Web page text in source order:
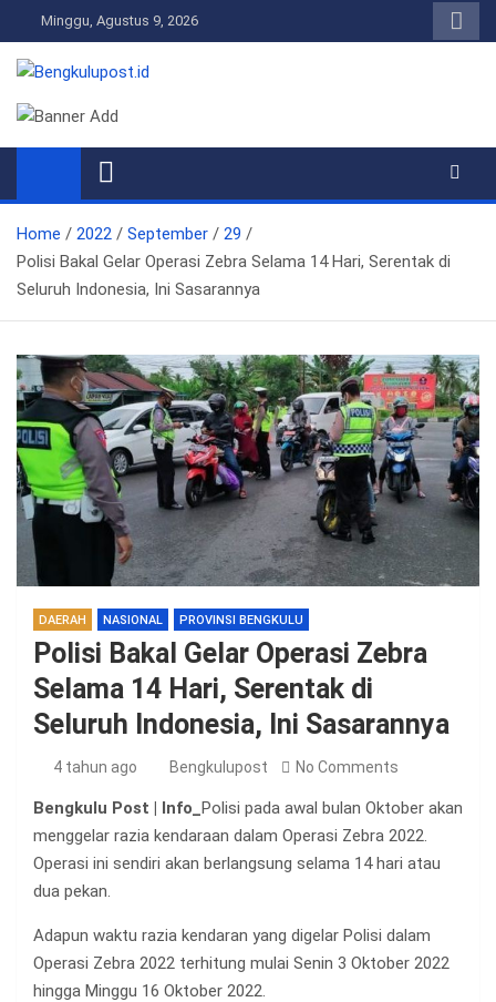
to
content
Minggu, Agustus 9, 2026
Bengkulupost.id
Bengkulupost
Home 2022 September
29
Polisi Bakal Gelar Operasi Zebra Selama 14 Hari, Serentak di
Seluruh Indonesia, Ini Sasarannya
DAERAH NASIONAL PROVINSI BENGKULU
Polisi Bakal Gelar Operasi Zebra
Selama 14 Hari, Serentak di
Seluruh Indonesia, Ini Sasarannya
4 tahun ago Bengkulupost No Comments
Bengkulu Post | Info_ Polisi pada awal bulan Oktober akan
menggelar razia kendaraan dalam Operasi Zebra 2022.
Operasi ini sendiri akan berlangsung selama 14 hari atau
dua pekan.
Adapun waktu razia kendaran yang digelar Polisi dalam
Operasi Zebra 2022 terhitung mulai Senin 3 Oktober 2022
hingga Minggu 16 Oktober 2022.